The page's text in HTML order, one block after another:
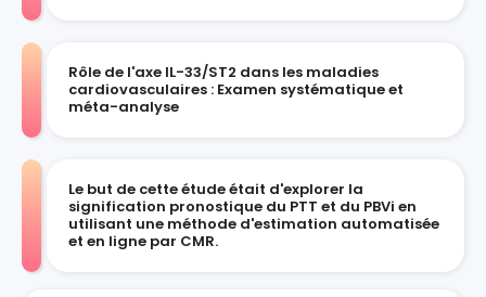
Rôle de l'axe IL-33/ST2 dans les maladies
cardiovasculaires : Examen systématique et
méta-analyse
Le but de cette étude était d'explorer la
signification pronostique du PTT et du PBVi en
utilisant une méthode d'estimation automatisée
et en ligne par CMR.